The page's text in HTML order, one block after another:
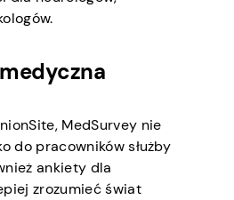
MedSurvey nie
do pracowników służby
ankiety dla
zrozumieć świat